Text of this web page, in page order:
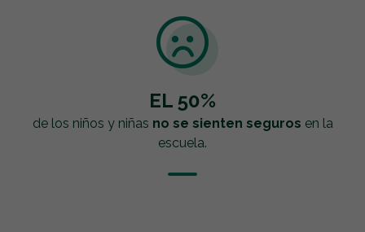
EL 50%
de los niños y niñas no se sienten seguros en la
escuela.